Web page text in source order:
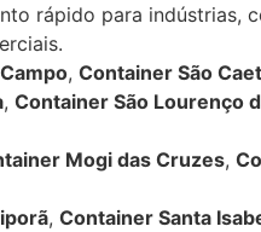
rápido para indústrias,
, Container São
, Container São Lourenço
Mogi das Cruzes,
, Container Santa